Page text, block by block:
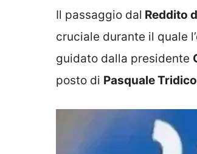
Il passaggio dal Reddito
cruciale durante il quale
guidato dalla presidente
posto di Pasquale Tridico